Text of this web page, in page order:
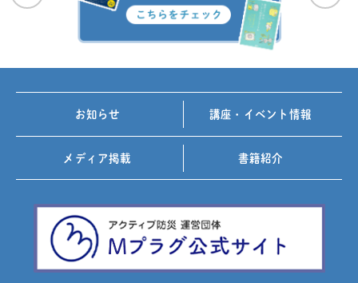
お知らせ 講座・イベント情報
メディア掲載 書籍紹介